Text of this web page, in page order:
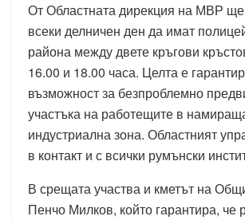
От Областната дирекция на МВР
всеки делничен ден да имат
района между двете кръгови
16.00 и 18.00 часа. Целта е
възможност за безпроблемно
участъка на работещите в
индустриална зона. Областният
в контакт и с всички румънски
В срещата участва и кметът на
Пенчо Милков, който гарантира, че